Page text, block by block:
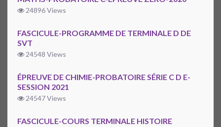
24896 Views
FASCICULE-PROGRAMME DE TERMINALE D DE
SVT
24548 Views
ÉPREUVE DE CHIMIE-PROBATOIRE SÉRIE C D E-
SESSION 2021
24547 Views
FASCICULE-COURS TERMINALE HISTOIRE